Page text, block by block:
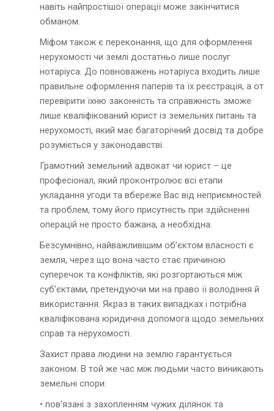
навіть найпростішої операції може закінчитися
обманом.
Міфом також є переконання, що для оформлення
нерухомості чи землі достатньо лише послуг
нотаріуса. До повноважень нотаріуса входить лише
правильне оформлення паперів та їх реєстрація, а от
перевірити їхню законність та справжність зможе
лише кваліфікований юрист із земельних питань та
нерухомості, який має багаторічний досвід та добре
розуміється у законодавстві.
Грамотний земельний адвокат чи юрист – це
професіонал, який проконтролює всі етапи
укладання угоди та вбереже Вас від неприємностей
та проблем, тому його присутність при здійсненні
операцій не просто бажана, а необхідна.
Безсумнівно, найважливішим об’єктом власності є
земля, через що вона часто стає причиною
суперечок та конфліктів, які розгортаються між
суб’єктами, претендуючи ми на право її володіння й
використання. Якраз в таких випадках і потрібна
кваліфікована юридична допомога щодо земельних
справ та нерухомості.
Захист права людини на землю гарантується
законом. В той же час між людьми часто виникають
земельні спори:
• пов’язані з захопленням чужих ділянок та